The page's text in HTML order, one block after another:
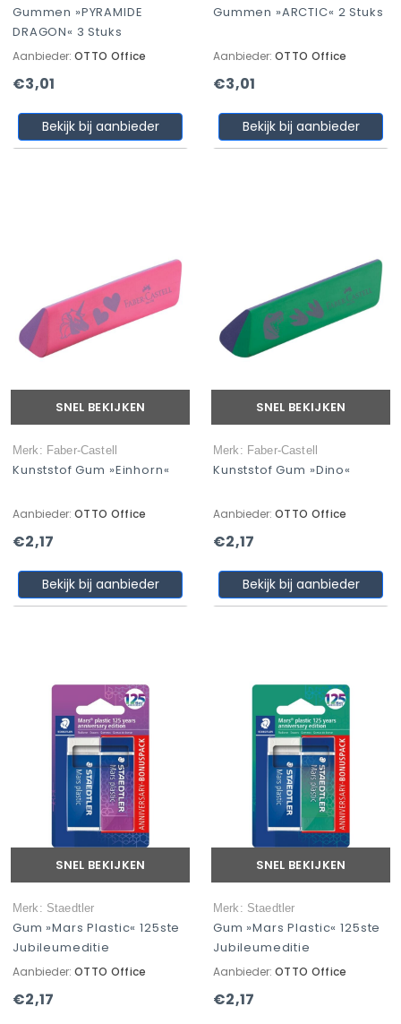
Gummen »PYRAMIDE
DRAGON« 3 Stuks
Aanbieder: OTTO Office
€3,01
Bekijk bij aanbieder
Gummen »ARCTIC« 2 Stuks
Aanbieder: OTTO Office
€3,01
Bekijk bij aanbieder
SNEL BEKIJKEN
Merk: Faber-Castell
Kunststof Gum »Einhorn«
Aanbieder: OTTO Office
€2,17
Bekijk bij aanbieder
SNEL BEKIJKEN
Merk: Faber-Castell
Kunststof Gum »Dino«
Aanbieder: OTTO Office
€2,17
Bekijk bij aanbieder
SNEL BEKIJKEN
Merk: Staedtler
Gum »Mars Plastic« 125ste
Jubileumeditie
Aanbieder: OTTO Office
€2,17
SNEL BEKIJKEN
Merk: Staedtler
Gum »Mars Plastic« 125ste
Jubileumeditie
Aanbieder: OTTO Office
€2,17